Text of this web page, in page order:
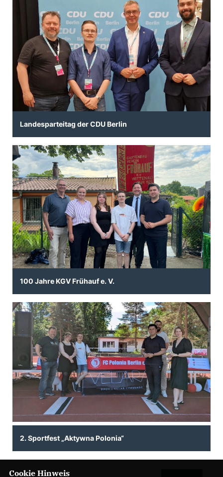
Landesparteitag der CDU Berlin
100 Jahre KGV Frühauf e. V.
2. Sportfest „Aktywna Polonia“
Cookie Hinweis